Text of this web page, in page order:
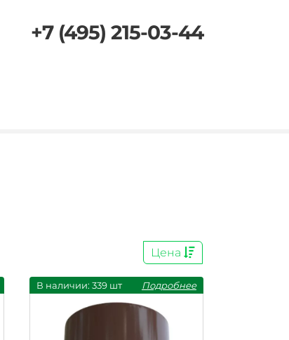
+7 (495) 215-03-44
Цена
В наличии: 339 шт Подробнее